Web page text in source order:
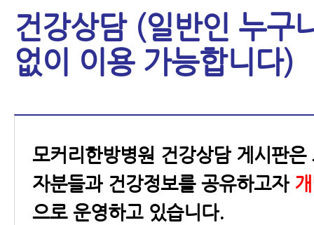
건강상담 (일반인 누구
없이 이용 가능합니다)
모커리한방병원 건강상담 게시판은
자분들과 건강정보를 공유하고자
으로 운영하고 있습니다.